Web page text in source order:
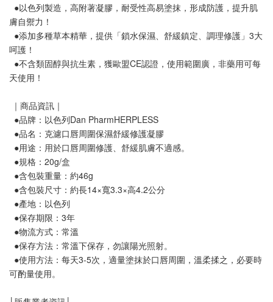
●以色列製造，高附著凝膠，耐受性高易塗抹，形成防護，提升肌
膚自禦力！
●添加多種草本精華，提供「鎖水保濕、舒緩鎮定、調理修護」3大
呵護！
●不含類固醇與抗生素，獲歐盟CE認證，使用範圍廣，非藥用可每
天使用！
｜商品資訊｜
●品牌：以色列Dan PharmHERPLESS
●品名：克濾口唇周圍保濕舒緩修護凝膠
●用途：用於口唇周圍修護、舒緩肌膚不適感。
●規格：20g/盒
●含包裝重量：約46g
●含包裝尺寸：約長14×寬3.3×高4.2公分
●產地：以色列
●保存期限：3年
●物流方式：常溫
●保存方法：常溫下保存，勿讓陽光照射。
●使用方法：每天3-5次，適量塗抹於口唇周圍，溫柔揉之，必要時
可酌量使用。